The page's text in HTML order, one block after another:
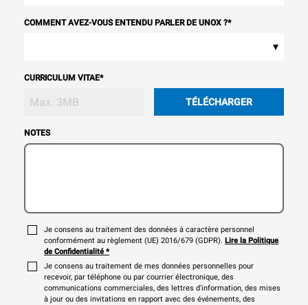
COMMENT AVEZ-VOUS ENTENDU PARLER DE UNOX ?*
▾
CURRICULUM VITAE*
TÉLÉCHARGER
NOTES
Je consens au traitement des données à caractère personnel
conformément au règlement (UE) 2016/679 (GDPR). Lire la Politique
de Confidentialité *
Je consens au traitement de mes données personnelles pour
recevoir, par téléphone ou par courrier électronique, des
communications commerciales, des lettres d'information, des mises
à jour ou des invitations en rapport avec des événements, des